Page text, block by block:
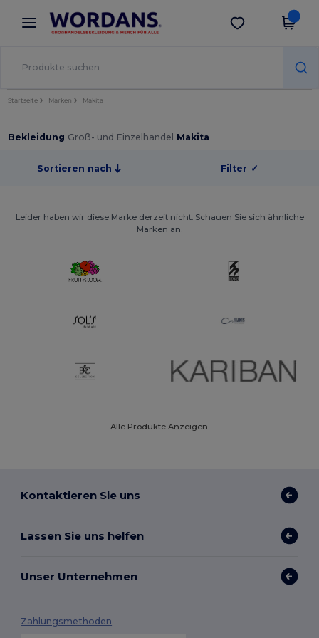
× Wordans App
Bessere Preise in der App!
App holen
Startseite Marken Makita
Bekleidung Groß- und Einzelhandel Makita
Sortieren nach Filter ✓
Leider haben wir diese Marke derzeit nicht. Schauen Sie sich ähnliche
Marken an.
Alle Produkte Anzeigen.
Kontaktieren Sie uns
Lassen Sie uns helfen
Unser Unternehmen
Zahlungsmethoden